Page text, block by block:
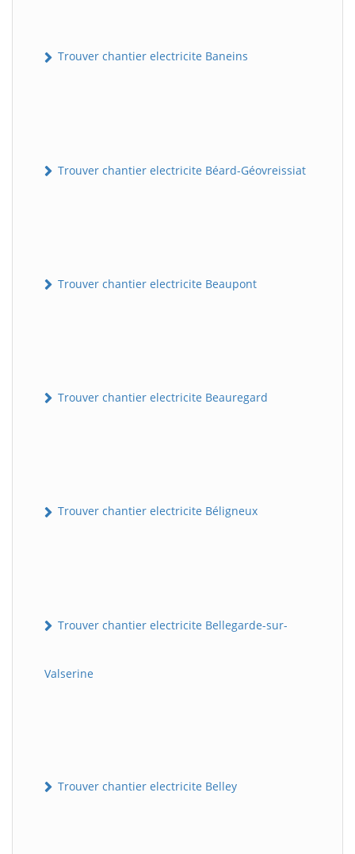
Trouver chantier electricite Baneins
Trouver chantier electricite Béard-Géovreissiat
Trouver chantier electricite Beaupont
Trouver chantier electricite Beauregard
Trouver chantier electricite Béligneux
Trouver chantier electricite Bellegarde-sur-
Valserine
Trouver chantier electricite Belley